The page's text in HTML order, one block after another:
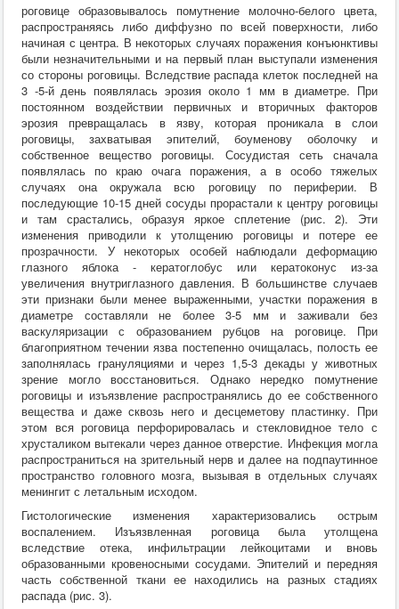
роговице образовывалось помутнение молочно-белого цвета,
распространяясь либо диффузно по всей поверхности, либо
начиная с центра. В некоторых случаях поражения конъюнктивы
были незначительными и на первый план выступали изменения
со стороны роговицы. Вследствие распада клеток последней на
3 -5-й день появлялась эрозия около 1 мм в диаметре. При
постоянном воздействии первичных и вторичных факторов
эрозия превращалась в язву, которая проникала в слои
роговицы, захватывая эпителий, боуменову оболочку и
собственное вещество роговицы. Сосудистая сеть сначала
появлялась по краю очага поражения, а в особо тяжелых
случаях она окружала всю роговицу по периферии. В
последующие 10-15 дней сосуды прорастали к центру роговицы
и там срастались, образуя яркое сплетение (рис. 2). Эти
изменения приводили к утолщению роговицы и потере ее
прозрачности. У некоторых особей наблюдали деформацию
глазного яблока - кератоглобус или кератоконус из-за
увеличения внутриглазного давления. В большинстве случаев
эти признаки были менее выраженными, участки поражения в
диаметре составляли не более 3-5 мм и заживали без
васкуляризации с образованием рубцов на роговице. При
благоприятном течении язва постепенно очищалась, полость ее
заполнялась грануляциями и через 1,5-3 декады у животных
зрение могло восстановиться. Однако нередко помутнение
роговицы и изъязвление распространялись до ее собственного
вещества и даже сквозь него и десцеметову пластинку. При
этом вся роговица перфорировалась и стекловидное тело с
хрусталиком вытекали через данное отверстие. Инфекция могла
распространиться на зрительный нерв и далее на подпаутинное
пространство головного мозга, вызывая в отдельных случаях
менингит с летальным исходом.
Гистологические изменения характеризовались острым
воспалением. Изъязвленная роговица была утолщена
вследствие отека, инфильтрации лейкоцитами и вновь
образованными кровеносными сосудами. Эпителий и передняя
часть собственной ткани ее находились на разных стадиях
распада (рис. 3).